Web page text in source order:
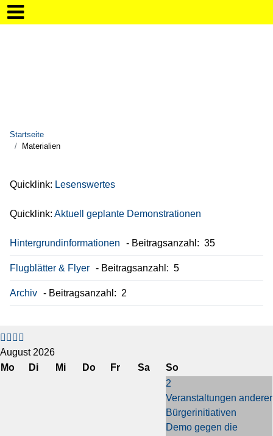
Startseite
Materialien
Quicklink: Lesenswertes
Quicklink: Aktuell geplante Demonstrationen
Hintergrundinformationen Beitragsanzahl: 35
Flugblätter & Flyer Beitragsanzahl: 5
Archiv Beitragsanzahl: 2
o
r
oä
h
ä
August 2026
Mo
Di Mi Do Fr Sa So
2
Veranstaltungen anderer
Bürgerinitiativen
Demo gegen die